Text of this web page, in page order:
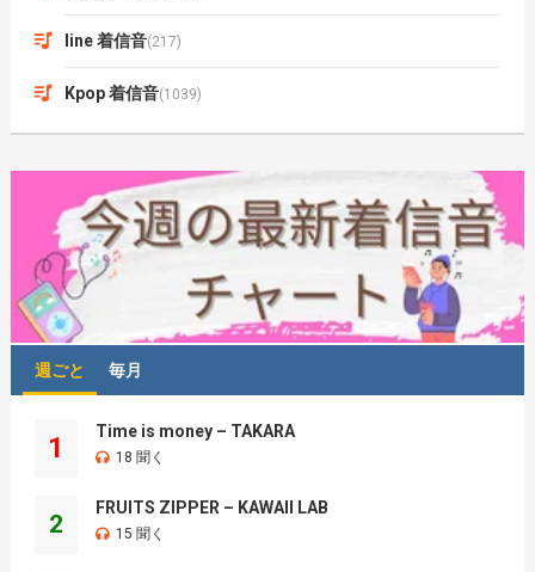
line 着信音(217)
Kpop 着信音(1039)
週ごと 毎月
1
Time is money – TAKARA
18 聞く
2
FRUITS ZIPPER – KAWAII LAB
15 聞く